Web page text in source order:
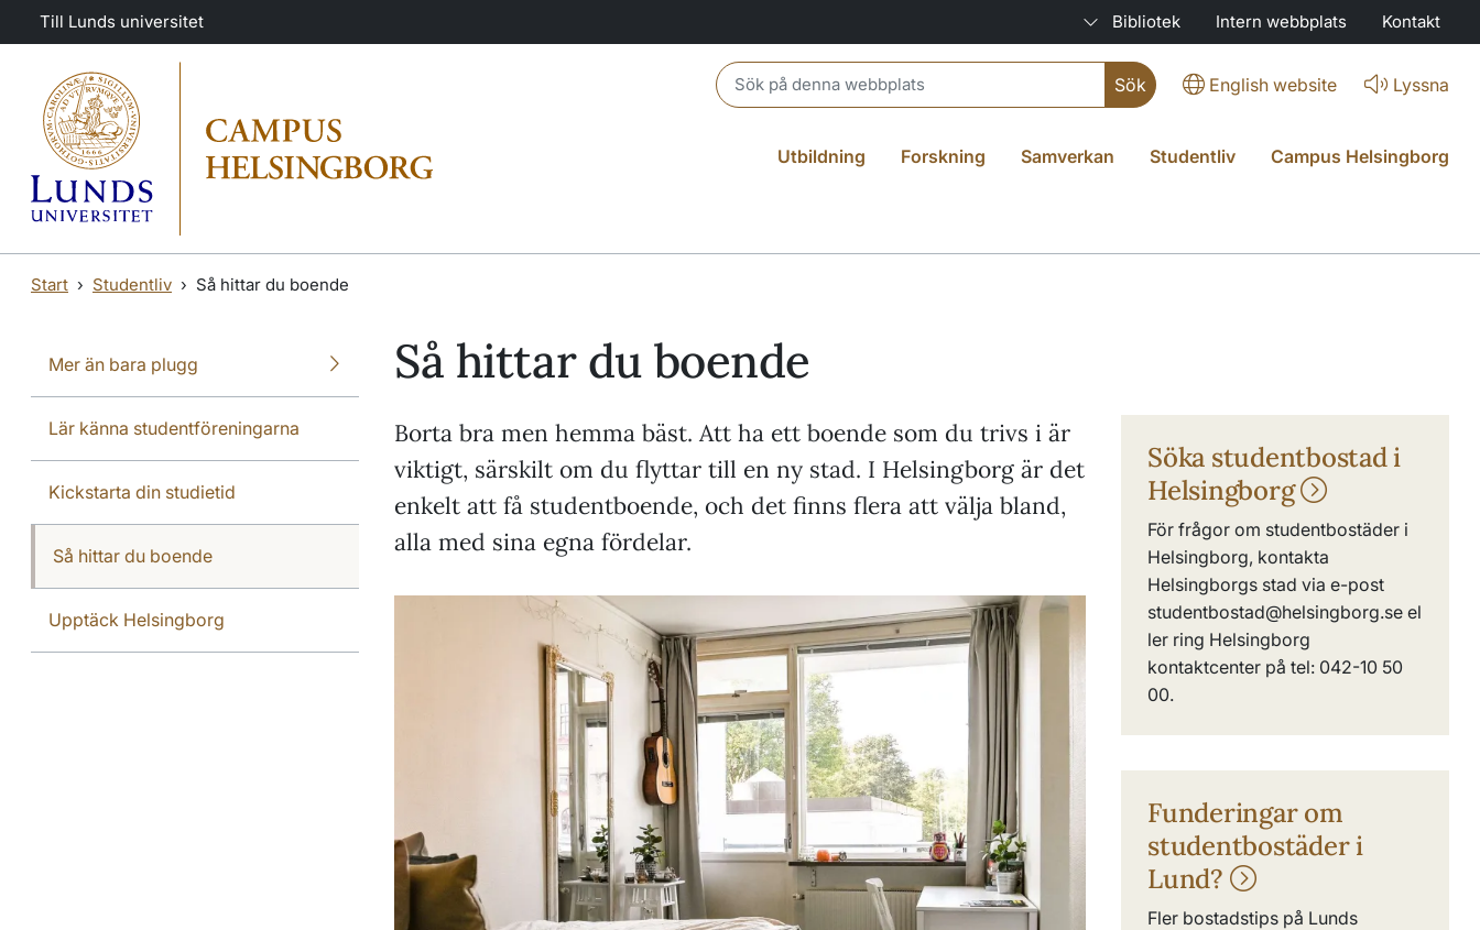
Hoppa till huvudinnehåll
Hoppa till huvudinnehåll
Till Lunds universitet Bibliotek Intern webbplats Kontakt
Header search English website Lyssna
Utbildning Forskning Samverkan Studentliv Campus Helsingborg
Start Studentliv Så hittar du boende
Mer än bara plugg
Lär känna studentföreningarna
Kickstarta din studietid
Så hittar du boende
Upptäck Helsingborg
Så hittar du boende
Borta bra men hemma bäst. Att ha ett boende som du trivs i är
viktigt, särskilt om du flyttar till en ny stad. I Helsingborg är det
enkelt att få studentboende, och det finns flera att välja bland,
alla med sina egna fördelar.
Söka studentbostad i
Helsingborg
För frågor om studentbostäder i
Helsingborg, kontakta
Helsingborgs stad via e-post
studentbostad@helsingborg.se el
ler ring Helsingborg
kontaktcenter på tel: 042-10 50
00.
Funderingar om
studentbostäder i
Lund?
Fler bostadstips på Lunds